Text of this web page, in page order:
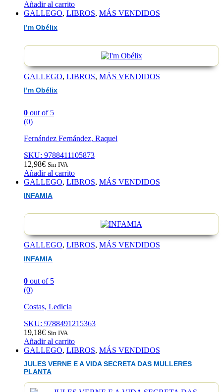
Añadir al carrito
GALLEGO, LIBROS, MÁS VENDIDOS
I’m Obélix
GALLEGO, LIBROS, MÁS VENDIDOS
I’m Obélix
0 out of 5
(0)
Fernández Fernández, Raquel
SKU: 9788411105873
12,98€ Sin IVA
Añadir al carrito
GALLEGO, LIBROS, MÁS VENDIDOS
INFAMIA
GALLEGO, LIBROS, MÁS VENDIDOS
INFAMIA
0 out of 5
(0)
Costas, Ledicia
SKU: 9788491215363
19,18€ Sin IVA
Añadir al carrito
GALLEGO, LIBROS, MÁS VENDIDOS
JULES VERNE E A VIDA SECRETA DAS MULLERES
PLANTA